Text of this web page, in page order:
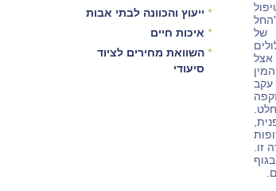
של
אצל
עקב
זו.
ייעוץ והכוונה לבתי אבות
איכות חיים
השוואת מחירים לציוד
סיעודי